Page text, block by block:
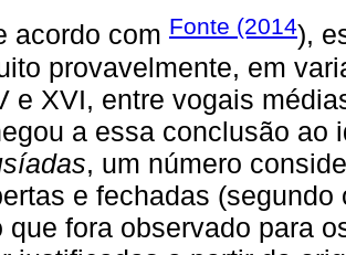
acordo com Fonte (2014),
provavelmente, em
e XVI, entre vogais
a essa conclusão ao
, um número
e fechadas
que fora observado para